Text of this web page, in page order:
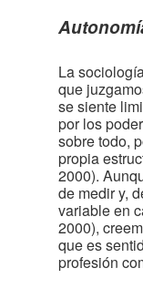
La
que
se siente
por los
sobre todo,
propia
2000).
de medir y,
variable en
2000),
que es
profesión